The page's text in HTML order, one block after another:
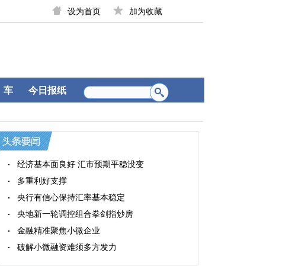
设为首页 加为收藏
今日报纸
经济基本面良好 汇市预期平稳没变
多重利好支撑
央行有信心保持汇率基本稳定
央地新一轮调控组合拳剑指炒房
金融精准聚焦小微企业
破解小微融资难须多方发力